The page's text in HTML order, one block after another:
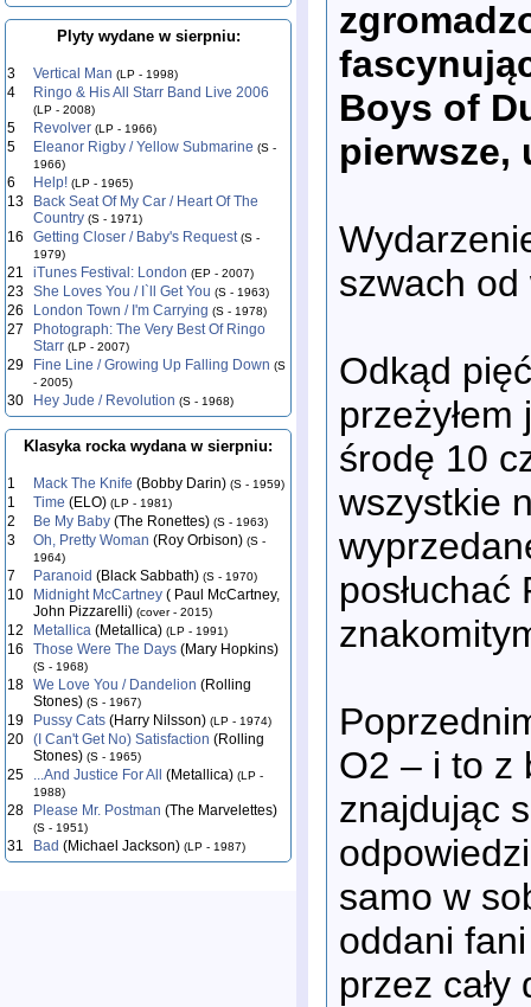
Plyty wydane w sierpniu:
3 Vertical Man (LP - 1998)
4 Ringo & His All Starr Band Live 2006
(LP - 2008)
5 Revolver (LP - 1966)
5 Eleanor Rigby / Yellow Submarine (S -
1966)
6 Help! (LP - 1965)
13
Back Seat Of My Car / Heart Of The
Country (S - 1971)
16 Getting Closer / Baby's Request (S -
1979)
21 iTunes Festival: London (EP - 2007)
23 She Loves You / I`ll Get You (S - 1963)
26 London Town / I'm Carrying (S - 1978)
27
Photograph: The Very Best Of Ringo
Starr (LP - 2007)
29 Fine Line / Growing Up Falling Down (S
- 2005)
30 Hey Jude / Revolution (S - 1968)
Klasyka rocka wydana w sierpniu:
1 Mack The Knife (Bobby Darin) (S - 1959)
1 Time (ELO) (LP - 1981)
2 Be My Baby (The Ronettes) (S - 1963)
3 Oh, Pretty Woman (Roy Orbison) (S -
1964)
7 Paranoid (Black Sabbath) (S - 1970)
10 Midnight McCartney ( Paul McCartney,
John Pizzarelli) (cover - 2015)
12 Metallica (Metallica) (LP - 1991)
16 Those Were The Days (Mary Hopkins)
(S - 1968)
18 We Love You / Dandelion (Rolling
Stones) (S - 1967)
19 Pussy Cats (Harry Nilsson) (LP - 1974)
20 (I Can't Get No) Satisfaction (Rolling
Stones) (S - 1965)
25 ...And Justice For All (Metallica) (LP -
1988)
28 Please Mr. Postman (The Marvelettes)
(S - 1951)
31 Bad (Michael Jackson) (LP - 1987)
Boys of
pierwsze,
szwach
Odkąd
środę 10
wszystkie
O2 – i to z
znajdując
samo w
oddani
przez